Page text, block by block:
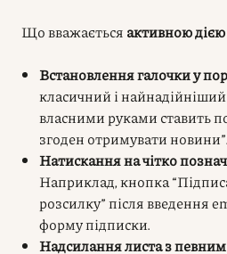
Що вважається активною дією
Встановлення галочки у
класичний і
власними руками ставить
згоден отримувати новини”.
Натискання на чітко
Наприклад, кнопка
розсилку” після введення
форму підписки.
Надсилання листа з